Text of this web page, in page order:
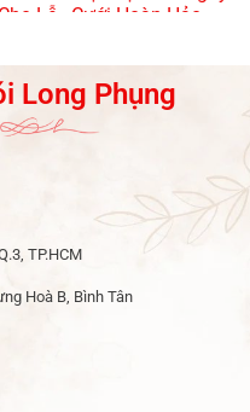
Lễ
Cưới Hoàn Hảo
Long Phụng
TP.HCM
Hoà B, Bình Tân